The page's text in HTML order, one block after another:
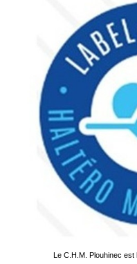
Le C.H.M. Plouhinec est